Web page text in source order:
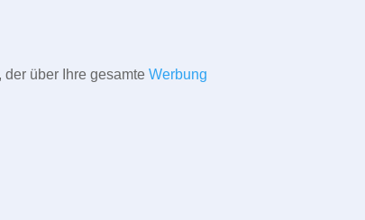
der über Ihre gesamteWerbung